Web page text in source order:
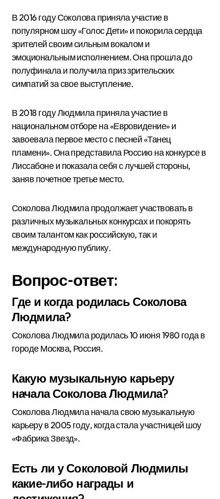
В 2016 году Соколова приняла участие в
популярном шоу «Голос Дети» и покорила сердца
зрителей своим сильным вокалом и
эмоциональным исполнением. Она прошла до
полуфинала и получила приз зрительских
симпатий за свое выступление.
В 2018 году Людмила приняла участие в
национальном отборе на «Евровидение» и
завоевала первое место с песней «Танец
пламени». Она представила Россию на конкурсе в
Лиссабоне и показала себя с лучшей стороны,
заняв почетное третье место.
Соколова Людмила продолжает участвовать в
различных музыкальных конкурсах и покорять
своим талантом как российскую, так и
международную публику.
Вопрос-ответ:
Где и когда родилась Соколова
Людмила?
Соколова Людмила родилась 10 июня 1980 года в
городе Москва, Россия.
Какую музыкальную карьеру
начала Соколова Людмила?
Соколова Людмила начала свою музыкальную
карьеру в 2005 году, когда стала участницей шоу
«Фабрика Звезд».
Есть ли у Соколовой Людмилы
какие-либо награды и